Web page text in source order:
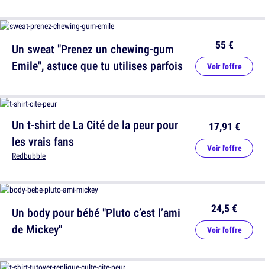
Un t-shirt de La Cité de la peur pour
les vrais fans
Redbubble
17,91 €
Voir l'offre
Un sweat "Prenez un chewing-gum
Emile", astuce que tu utilises parfois
55 €
Voir l'offre
Un body pour bébé "Pluto c’est l’ami
de Mickey"
24,5 €
Voir l'offre